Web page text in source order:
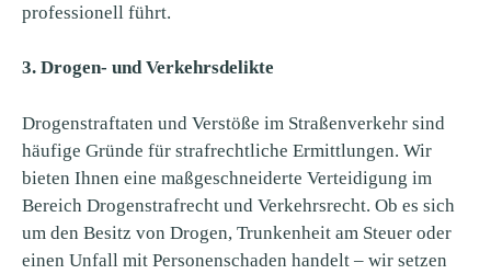
professionell führt.
3. Drogen- und Verkehrsdelikte
Drogenstraftaten und Verstöße im Straßenverkehr sind
häufige Gründe für strafrechtliche Ermittlungen. Wir
bieten Ihnen eine maßgeschneiderte Verteidigung im
Bereich Drogenstrafrecht und Verkehrsrecht. Ob es sich
um den Besitz von Drogen, Trunkenheit am Steuer oder
einen Unfall mit Personenschaden handelt – wir setzen